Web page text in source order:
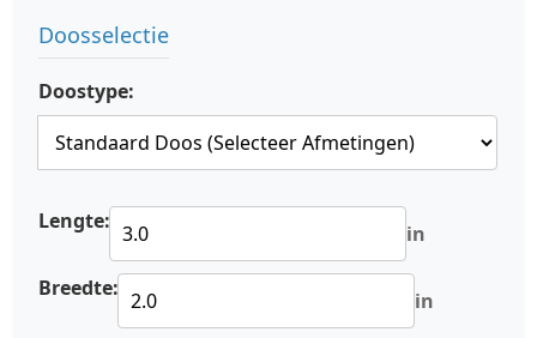
Doosselectie
Doostype:
Lengte: in
Breedte: in